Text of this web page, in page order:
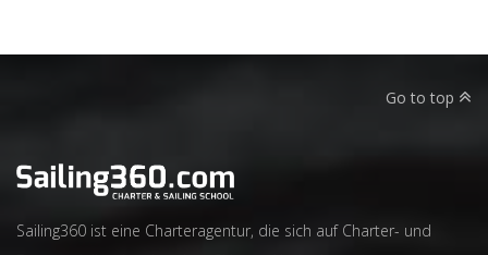
Go to top
Sailing360 ist eine Charteragentur, die sich auf Charter- und